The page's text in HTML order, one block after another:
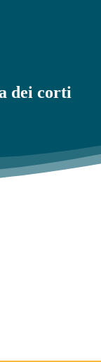
dei corti